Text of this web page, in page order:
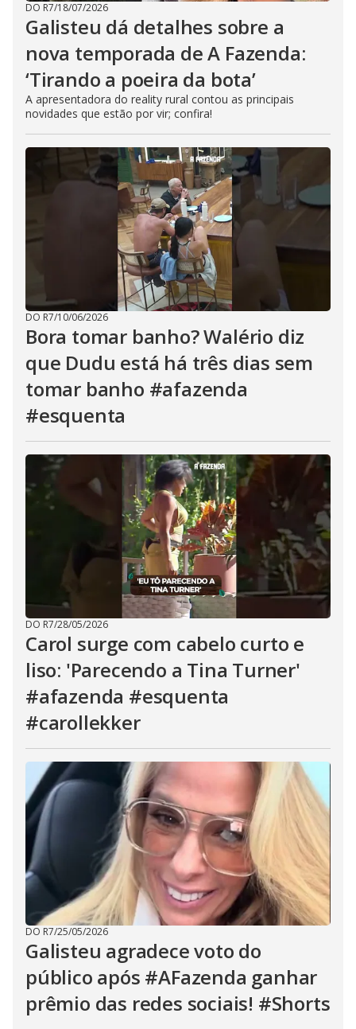
DO R7/18/07/2026
Galisteu dá detalhes sobre a
nova temporada de A Fazenda:
‘Tirando a poeira da bota’
A apresentadora do reality rural contou as principais
novidades que estão por vir; confira!
DO R7/10/06/2026
Bora tomar banho? Walério diz
que Dudu está há três dias sem
tomar banho #afazenda
#esquenta
DO R7/28/05/2026
Carol surge com cabelo curto e
liso: 'Parecendo a Tina Turner'
#afazenda #esquenta
#carollekker
DO R7/25/05/2026
Galisteu agradece voto do
público após #AFazenda ganhar
prêmio das redes sociais! #Shorts